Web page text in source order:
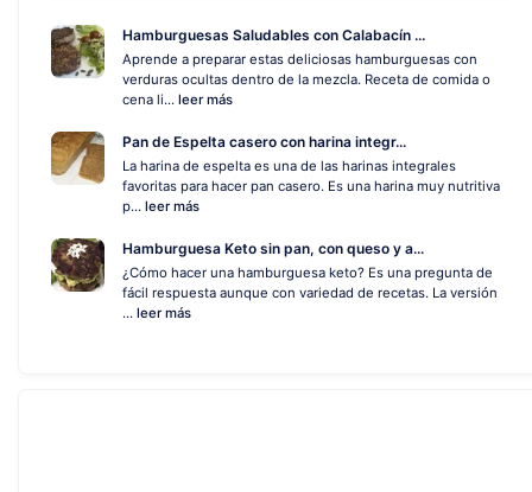
Hamburguesas Saludables con Calabacín ...
Aprende a preparar estas deliciosas hamburguesas con
verduras ocultas dentro de la mezcla. Receta de comida o
cena li... leer más
Pan de Espelta casero con harina integr...
La harina de espelta es una de las harinas integrales
favoritas para hacer pan casero. Es una harina muy nutritiva
p... leer más
Hamburguesa Keto sin pan, con queso y a...
¿Cómo hacer una hamburguesa keto? Es una pregunta de
fácil respuesta aunque con variedad de recetas. La versión
... leer más